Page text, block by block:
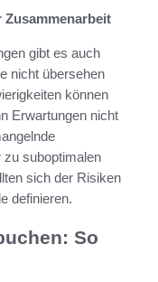
Zusammenarbeit
gibt es auch
nicht übersehen
können
Erwartungen nicht
zu suboptimalen
sich der Risiken
definieren.
So